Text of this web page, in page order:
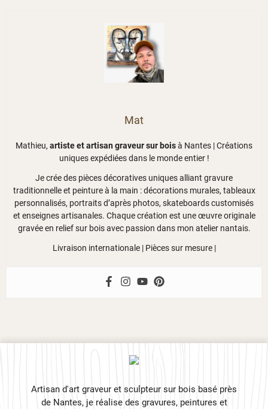
Mat
Mathieu, artiste et artisan graveur sur boisà Nantes | Créations
uniques expédiées dans le monde entier !
Je crée des pièces décoratives uniques alliant gravure
traditionnelle et peinture à la main : décorations murales, tableaux
personnalisés, portraits d’après photos, skateboards customisés
et enseignes artisanales. Chaque création est une œuvre originale
gravée en relief sur bois avec passion dans mon atelier nantais.
Livraison internationale | Pièces sur mesure |
Artisan d'art graveur et sculpteur sur bois basé près
de Nantes, je réalise des gravures, peintures et